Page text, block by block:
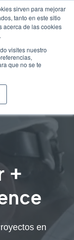
sirven para mejorar
tanto en este sitio
acerca de las cookies
visites nuestro
que no se te
+
en